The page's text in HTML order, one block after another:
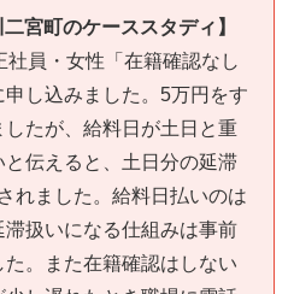
宮町のケーススタディ】
員・女性「在籍確認なし
し込みました。5万円をす
たが、給料日が土日と重
伝えると、土日分の延滞
れました。給料日払いのは
扱いになる仕組みは事前
。また在籍確認はしない